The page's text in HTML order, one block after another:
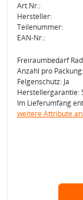
Art.Nr.:
Hersteller:
Teilenummer:
EAN-Nr.:
Freiraumbedarf
Anzahl pro
Felgenschutz: Ja
Herstellergarantie:
Im Lieferumfang
weitere Attribute